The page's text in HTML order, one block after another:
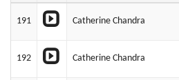
191 Catherine Chandra
192 Catherine Chandra